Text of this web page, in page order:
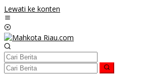
Lewati ke konten